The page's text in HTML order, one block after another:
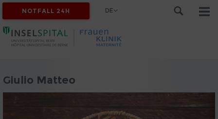
NOTFALL 24H DE
Giulio Matteo